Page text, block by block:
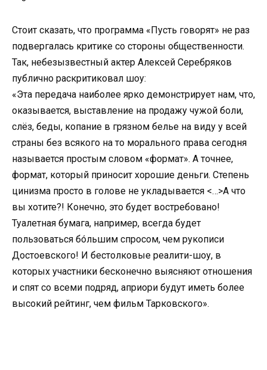
Стоит сказать, что программа «Пусть говорят» не раз
подвергалась критике со стороны общественности.
Так, небезызвестный актер Алексей Серебряков
публично раскритиковал шоу:
«Эта передача наиболее ярко демонстрирует нам, что,
оказывается, выставление на продажу чужой боли,
слёз, беды, копание в грязном белье на виду у всей
страны без всякого на то морального права сегодня
называется простым словом «формат». А точнее,
формат, который приносит хорошие деньги. Степень
цинизма просто в голове не укладывается <…>А что
вы хотите?! Конечно, это будет востребовано!
Туалетная бумага, например, всегда будет
пользоваться бóльшим спросом, чем рукописи
Достоевского! И бестолковые реалити-шоу, в
которых участники бесконечно выясняют отношения
и спят со всеми подряд, априори будут иметь более
высокий рейтинг, чем фильм Тарковского».